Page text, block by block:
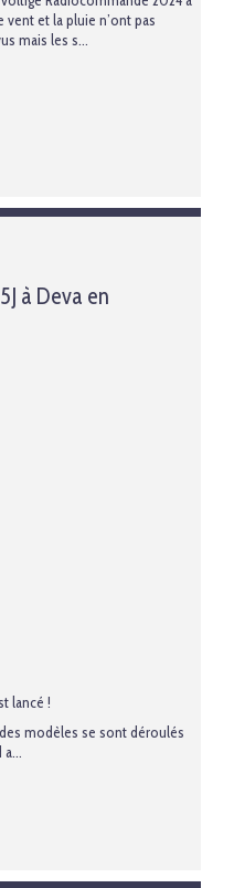
et la pluie n’ont pas
mais les s...
à Deva en
lancé !
modèles se sont déroulés